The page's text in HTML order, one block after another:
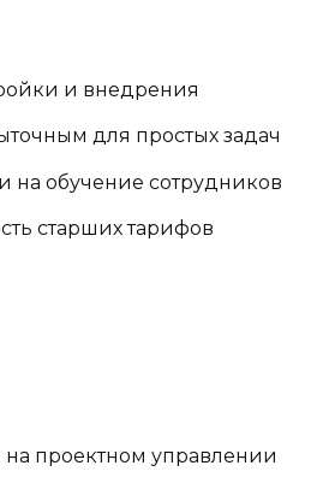
и внедрения
для простых задач
на обучение сотрудников
старших тарифов
проектном управлении